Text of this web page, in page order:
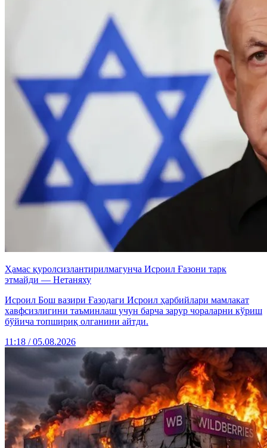
Ҳамас қуролсизлантирилмагунча Исроил Ғазони тарк
этмайди — Нетаняху
Исроил Бош вазири Ғазодаги Исроил ҳарбийлари мамлакат
хавфсизлигини таъминлаш учун барча зарур чораларни кўриш
бўйича топшириқ олганини айтди.
11:18 / 05.08.2026